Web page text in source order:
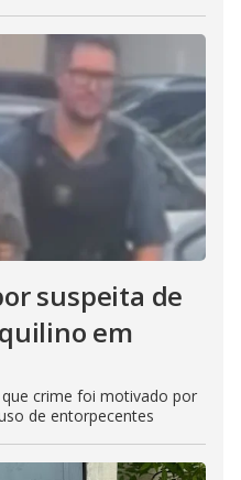
suspeita de
em
crime foi motivado por
de entorpecentes